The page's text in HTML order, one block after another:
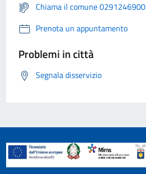
Chiama il comune 0291246900
Prenota un appuntamento
Problemi in città
Segnala disservizio